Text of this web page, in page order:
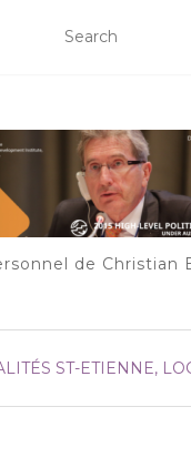
LA NAVIGATION
de Christian
ST-ETIENNE,